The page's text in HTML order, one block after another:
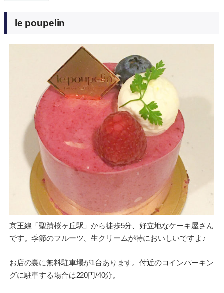
le poupelin
京王線「聖蹟桜ヶ丘駅」から徒歩5分、好立地なケーキ屋さん
です。季節のフルーツ、生クリームが特においしいですよ♪
お店の裏に無料駐車場が1台あります。付近のコインパーキン
グに駐車する場合は220円/40分。